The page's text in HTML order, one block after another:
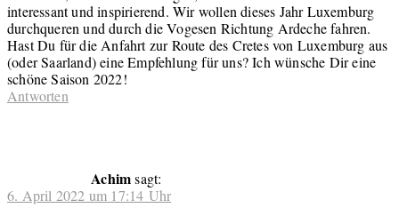
interessant und inspirierend. Wir wollen dieses Jahr Luxemburg
durchqueren und durch die Vogesen Richtung Ardeche fahren.
Hast Du für die Anfahrt zur Route des Cretes von Luxemburg aus
(oder Saarland) eine Empfehlung für uns? Ich wünsche Dir eine
schöne Saison 2022!
Antworten
Achim sagt:
6. April 2022 um 17:14 Uhr